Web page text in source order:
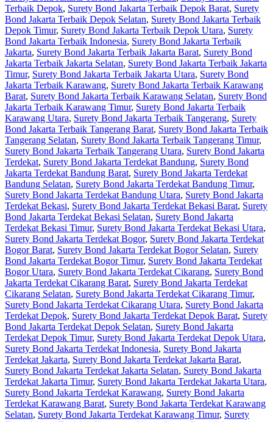
Terbaik Depok, Surety Bond Jakarta Terbaik Depok Barat, Surety
Bond Jakarta Terbaik Depok Selatan, Surety Bond Jakarta Terbaik
Depok Timur, Surety Bond Jakarta Terbaik Depok Utara, Surety
Bond Jakarta Terbaik Indonesia, Surety Bond Jakarta Terbaik
Jakarta, Surety Bond Jakarta Terbaik Jakarta Barat, Surety Bond
Jakarta Terbaik Jakarta Selatan, Surety Bond Jakarta Terbaik Jakarta
Timur, Surety Bond Jakarta Terbaik Jakarta Utara, Surety Bond
Jakarta Terbaik Karawang, Surety Bond Jakarta Terbaik Karawang
Barat, Surety Bond Jakarta Terbaik Karawang Selatan, Surety Bond
Jakarta Terbaik Karawang Timur, Surety Bond Jakarta Terbaik
Karawang Utara, Surety Bond Jakarta Terbaik Tangerang, Surety
Bond Jakarta Terbaik Tangerang Barat, Surety Bond Jakarta Terbaik
Tangerang Selatan, Surety Bond Jakarta Terbaik Tangerang Timur,
Surety Bond Jakarta Terbaik Tangerang Utara, Surety Bond Jakarta
Terdekat, Surety Bond Jakarta Terdekat Bandung, Surety Bond
Jakarta Terdekat Bandung Barat, Surety Bond Jakarta Terdekat
Bandung Selatan, Surety Bond Jakarta Terdekat Bandung Timur,
Surety Bond Jakarta Terdekat Bandung Utara, Surety Bond Jakarta
Terdekat Bekasi, Surety Bond Jakarta Terdekat Bekasi Barat, Surety
Bond Jakarta Terdekat Bekasi Selatan, Surety Bond Jakarta
Terdekat Bekasi Timur, Surety Bond Jakarta Terdekat Bekasi Utara,
Surety Bond Jakarta Terdekat Bogor, Surety Bond Jakarta Terdekat
Bogor Barat, Surety Bond Jakarta Terdekat Bogor Selatan, Surety
Bond Jakarta Terdekat Bogor Timur, Surety Bond Jakarta Terdekat
Bogor Utara, Surety Bond Jakarta Terdekat Cikarang, Surety Bond
Jakarta Terdekat Cikarang Barat, Surety Bond Jakarta Terdekat
Cikarang Selatan, Surety Bond Jakarta Terdekat Cikarang Timur,
Surety Bond Jakarta Terdekat Cikarang Utara, Surety Bond Jakarta
Terdekat Depok, Surety Bond Jakarta Terdekat Depok Barat, Surety
Bond Jakarta Terdekat Depok Selatan, Surety Bond Jakarta
Terdekat Depok Timur, Surety Bond Jakarta Terdekat Depok Utara,
Surety Bond Jakarta Terdekat Indonesia, Surety Bond Jakarta
Terdekat Jakarta, Surety Bond Jakarta Terdekat Jakarta Barat,
Surety Bond Jakarta Terdekat Jakarta Selatan, Surety Bond Jakarta
Terdekat Jakarta Timur, Surety Bond Jakarta Terdekat Jakarta Utara,
Surety Bond Jakarta Terdekat Karawang, Surety Bond Jakarta
Terdekat Karawang Barat, Surety Bond Jakarta Terdekat Karawang
Selatan, Surety Bond Jakarta Terdekat Karawang Timur, Surety